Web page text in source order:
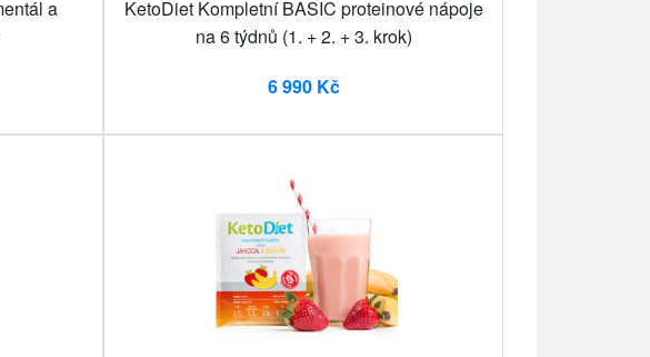
a
KetoDiet Kompletní BASIC proteinové nápoje
na 6 týdnů (1. + 2. + 3. krok)
6 990 Kč